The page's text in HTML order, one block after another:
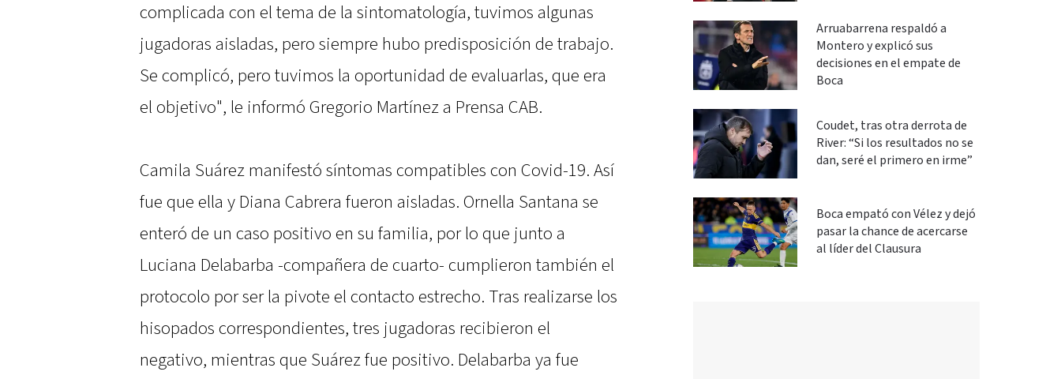
complicada con el tema de la sintomatología, tuvimos algunas
jugadoras aisladas, pero siempre hubo predisposición de trabajo.
Se complicó, pero tuvimos la oportunidad de evaluarlas, que era
el objetivo", le informó Gregorio Martínez a Prensa CAB.
Camila Suárez manifestó síntomas compatibles con Covid-19. Así
fue que ella y Diana Cabrera fueron aisladas. Ornella Santana se
enteró de un caso positivo en su familia, por lo que junto a
Luciana Delabarba -compañera de cuarto- cumplieron también el
protocolo por ser la pivote el contacto estrecho. Tras realizarse los
hisopados correspondientes, tres jugadoras recibieron el
negativo, mientras que Suárez fue positivo. Delabarba ya fue
Arruabarrena respaldó a
Montero y explicó sus
decisiones en el empate de
Boca
Coudet, tras otra derrota de
River: “Si los resultados no se
dan, seré el primero en irme”
Boca empató con Vélez y dejó
pasar la chance de acercarse
al líder del Clausura